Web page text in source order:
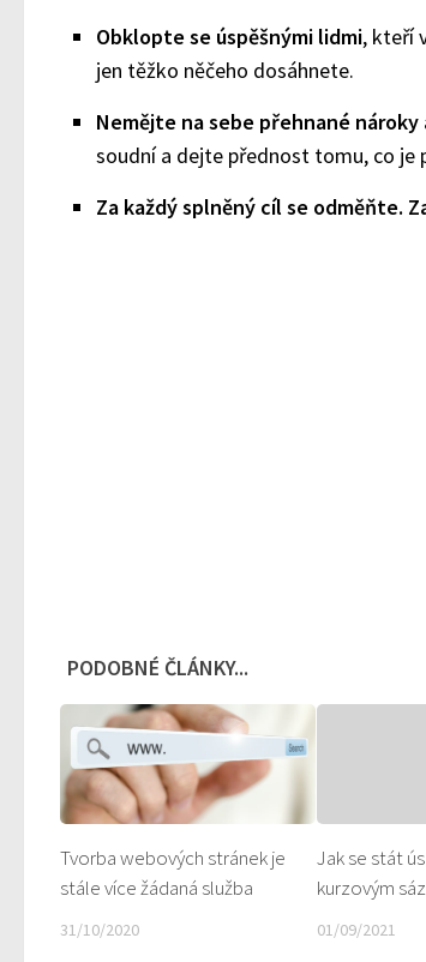
Obklopte se úspěšnými lidmi, kteří
jen těžko něčeho dosáhnete.
Nemějte na sebe přehnané nároky
soudní a dejte přednost tomu, co je
Za každý splněný cíl se odměňte.
PODOBNÉ ČLÁNKY...
Tvorba webových stránek je
stále více žádaná služba
31/10/2020
Jak se stát
kurzovým
01/09/2021